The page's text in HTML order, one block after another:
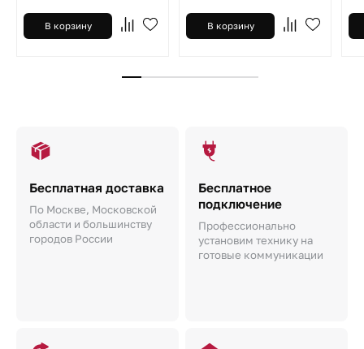
В корзину В корзину
Бесплатная доставка
По Москве, Московской
области и большинству
городов России
Бесплатное
подключение
Профессионально
установим технику на
готовые коммуникации